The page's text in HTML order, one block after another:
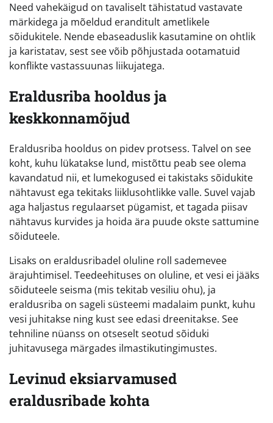
Need vahekäigud on tavaliselt tähistatud vastavate
märkidega ja mõeldud eranditult ametlikele
sõidukitele. Nende ebaseaduslik kasutamine on ohtlik
ja karistatav, sest see võib põhjustada ootamatuid
konflikte vastassuunas liikujatega.
Eraldusriba hooldus ja
keskkonnamõjud
Eraldusriba hooldus on pidev protsess. Talvel on see
koht, kuhu lükatakse lund, mistõttu peab see olema
kavandatud nii, et lumekogused ei takistaks sõidukite
nähtavust ega tekitaks liiklusohtlikke valle. Suvel vajab
aga haljastus regulaarset pügamist, et tagada piisav
nähtavus kurvides ja hoida ära puude okste sattumine
sõiduteele.
Lisaks on eraldusribadel oluline roll sademevee
ärajuhtimisel. Teedeehituses on oluline, et vesi ei jääks
sõiduteele seisma (mis tekitab vesiliu ohu), ja
eraldusriba on sageli süsteemi madalaim punkt, kuhu
vesi juhitakse ning kust see edasi dreenitakse. See
tehniline nüanss on otseselt seotud sõiduki
juhitavusega märgades ilmastikutingimustes.
Levinud eksiarvamused
eraldusribade kohta